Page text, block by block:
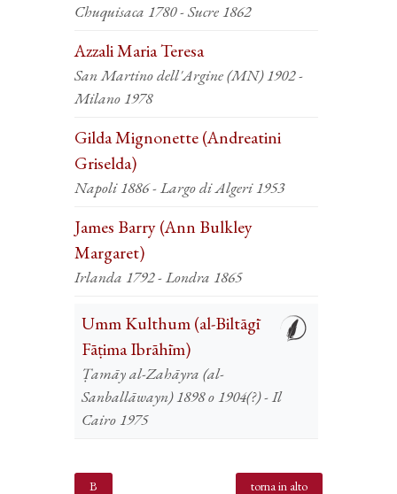
Chuquisaca 1780 - Sucre 1862
Azzali Maria Teresa
San Martino dell'Argine (MN) 1902 -
Milano 1978
Gilda Mignonette (Andreatini
Griselda)
Napoli 1886 - Largo di Algeri 1953
James Barry (Ann Bulkley
Margaret)
Irlanda 1792 - Londra 1865
Umm Kulthum (al-Biltāgī
Fāṭima Ibrāhīm)
Ṭamāy al-Zahāyra (al-
Sanballāwayn) 1898 o 1904(?) - Il
Cairo 1975
B torna in alto